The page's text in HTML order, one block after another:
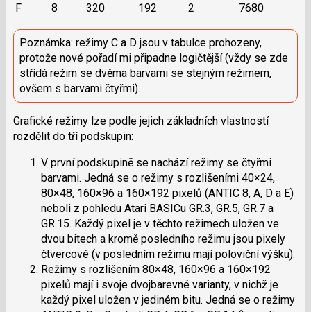
F
8 320 192 2 7680
Poznámka: režimy C a D jsou v tabulce prohozeny,
protože nové pořadí mi připadne logičtější (vždy se zde
střídá režim se dvěma barvami se stejným režimem,
ovšem s barvami čtyřmi).
Grafické režimy lze podle jejich základních vlastností
rozdělit do tří podskupin:
V první podskupině se nachází režimy se čtyřmi
barvami. Jedná se o režimy s rozlišeními 40×24,
80×48, 160×96 a 160×192 pixelů (ANTIC 8, A, D a E)
neboli z pohledu Atari BASICu GR.3, GR.5, GR.7 a
GR.15. Každý pixel je v těchto režimech uložen ve
dvou bitech a kromě posledního režimu jsou pixely
čtvercové (v posledním režimu mají poloviční výšku).
Režimy s rozlišením 80×48, 160×96 a 160×192
pixelů mají i svoje dvojbarevné varianty, v nichž je
každý pixel uložen v jediném bitu. Jedná se o režimy